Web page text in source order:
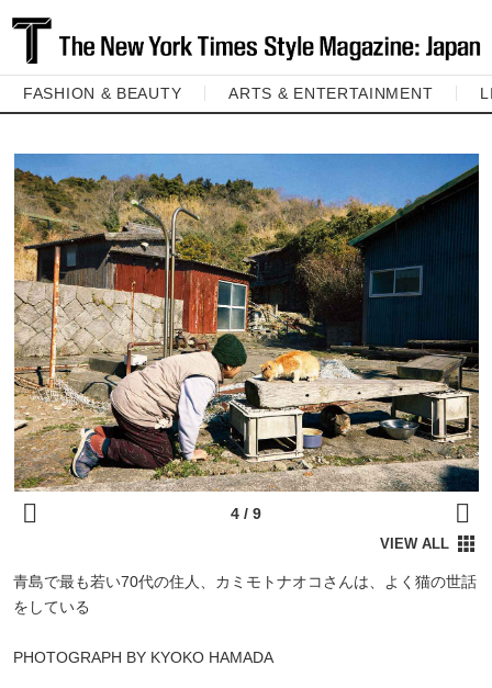
FASHION & BEAUTY ARTS & ENTERTAINMENT
青島で最も若い70代の住人、カミモトナオコさんは、よく猫の世話
をしている
PHOTOGRAPH BY KYOKO HAMADA